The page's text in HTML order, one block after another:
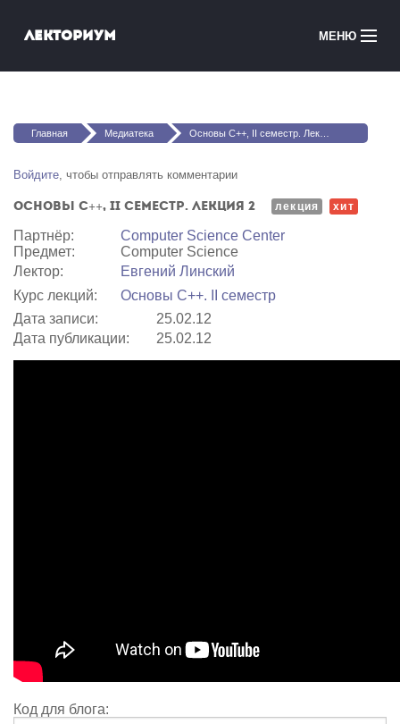
Лекториум МЕНЮ
Медиатека
Courses in English
Вы здесь
Главная Медиатека Основы C++, II семестр. Лекция 2
Войдите, чтобы отправлять комментарии
Основы C++, II семестр. Лекция 2 лекция хит
Партнёр:
Computer Science Center
Предмет:
Computer Science
Лектор:
Евгений Линский
Курс лекций:
Основы C++. II семестр
Дата записи:
25.02.12
Дата публикации:
25.02.12
Код для блога: